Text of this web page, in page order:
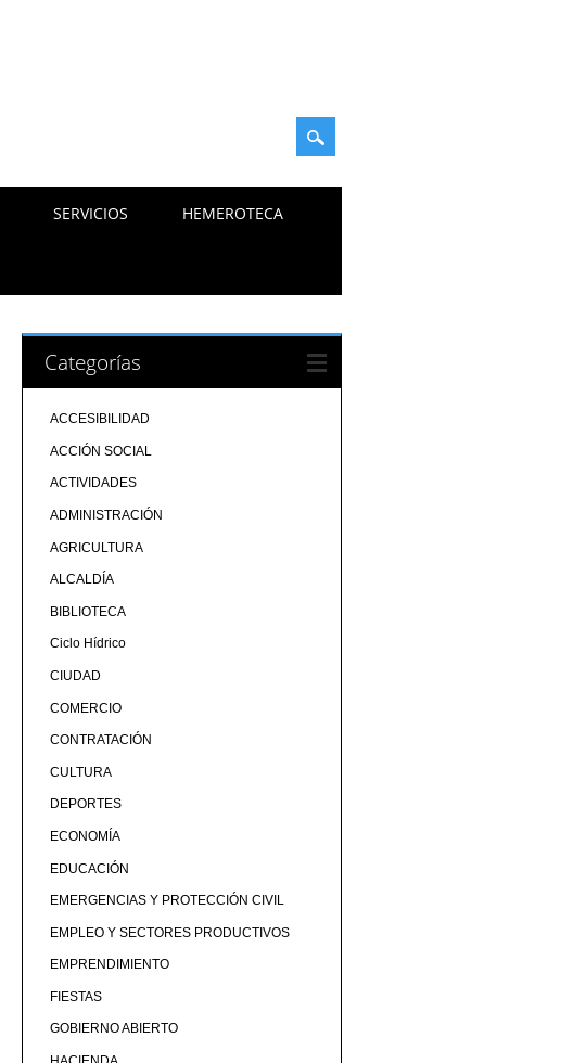
SERVICIOS HEMEROTECA
Categorías
ACCESIBILIDAD
ACCIÓN SOCIAL
ACTIVIDADES
ADMINISTRACIÓN
AGRICULTURA
ALCALDÍA
BIBLIOTECA
Ciclo Hídrico
CIUDAD
COMERCIO
CONTRATACIÓN
CULTURA
DEPORTES
ECONOMÍA
EDUCACIÓN
EMERGENCIAS Y PROTECCIÓN CIVIL
EMPLEO Y SECTORES PRODUCTIVOS
EMPRENDIMIENTO
FIESTAS
GOBIERNO ABIERTO